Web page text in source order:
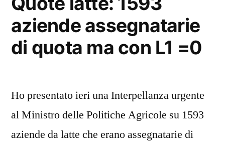
aziende assegnatarie
di quota ma con L1 =0
Ho presentato ieri una Interpellanza urgente
al Ministro delle Politiche Agricole su 1593
aziende da latte che erano assegnatarie di